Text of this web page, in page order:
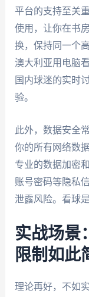
平台的支持至关重
使用，让你在书
换，保持同一个
澳大利亚用电脑
国内球迷的实时
验。
此外，数据安全
你的所有网络数
专业的数据加密
账号密码等隐私
泄露风险。看球
实战场景
限制如此
理论再好，不如